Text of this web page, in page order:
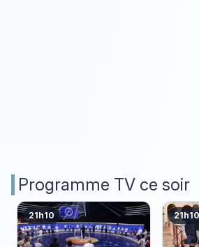
Programme TV ce soir
21h10 21h10